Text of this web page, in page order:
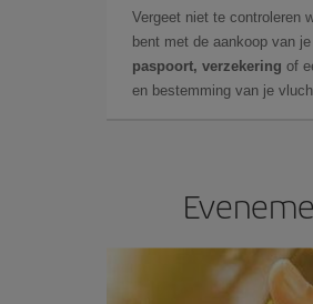
Vergeet niet te controleren
bent met de aankoop van je
paspoort, verzekering of
en bestemming van je